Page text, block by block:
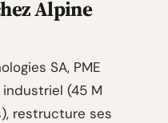
Alpine
SA, PME
(45 M
restructure ses